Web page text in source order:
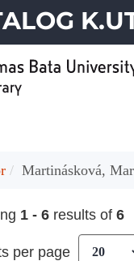
Martinásková,
1 - 6 results of 6
per page